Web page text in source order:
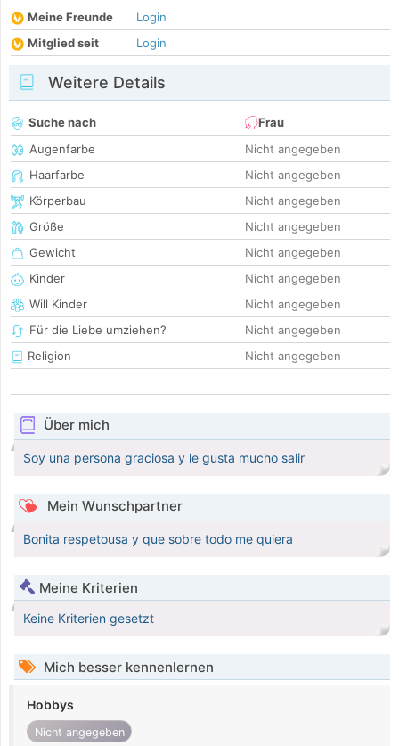
Meine Freunde
Login
Mitglied seit
Login
Weitere Details
Suche nach
Frau
Augenfarbe
Nicht angegeben
Haarfarbe
Nicht angegeben
Körperbau
Nicht angegeben
Größe
Nicht angegeben
Gewicht
Nicht angegeben
Kinder
Nicht angegeben
Will Kinder
Nicht angegeben
Für die Liebe umziehen?
Nicht angegeben
Religion
Nicht angegeben
Über mich
Soy una persona graciosa y le gusta mucho salir
Mein Wunschpartner
Bonita respetousa y que sobre todo me quiera
Meine Kriterien
Keine Kriterien gesetzt
Mich besser kennenlernen
Hobbys
Nicht angegeben